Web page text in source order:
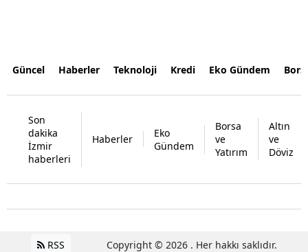
Güncel Haberler Teknoloji Kredi Eko Gündem
Son
dakika
İzmir
haberleri
Haberler
Eko
Gündem
Borsa
ve
Yatırım
Altın
ve
Döviz
RSS Copyright © 2026 . Her hakkı saklıdır.